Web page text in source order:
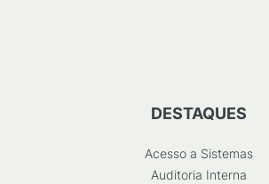
DESTAQUES
Acesso a Sistemas
Auditoria Interna